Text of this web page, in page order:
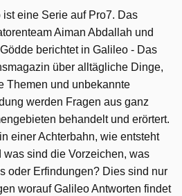
ist eine Serie auf Pro7. Das
Aiman Abdallah und
berichtet in Galileo - Das
über alltägliche Dinge,
Themen und unbekannte
werden Fragen aus ganz
behandelt und erörtert.
einer Achterbahn, wie entsteht
sind die Vorzeichen, was
oder Erfindungen? Dies sind nur
worauf Galileo Antworten findet